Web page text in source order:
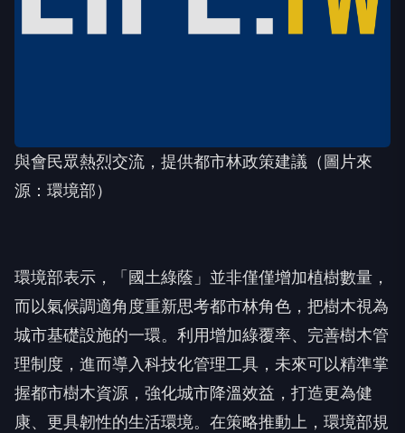
與會民眾熱烈交流，提供都市林政策建議（圖片來
源：環境部）
環境部表示，「國土綠蔭」並非僅僅增加植樹數量，
而以氣候調適角度重新思考都市林角色，把樹木視為
城市基礎設施的一環。利用增加綠覆率、完善樹木管
理制度，進而導入科技化管理工具，未來可以精準掌
握都市樹木資源，強化城市降溫效益，打造更為健
康、更具韌性的生活環境。在策略推動上，環境部規